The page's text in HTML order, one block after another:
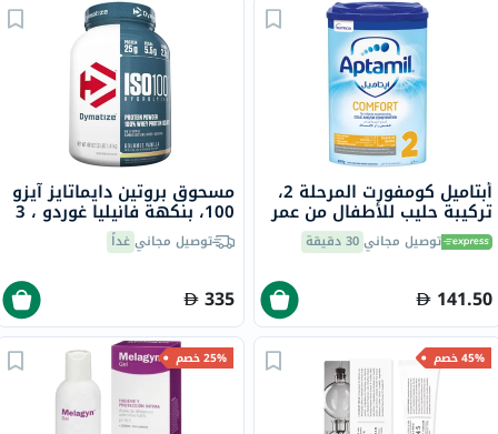
أبتاميل كومفورت المرحلة 2،
تركيبة حليب للأطفال من عمر
6 إلى 12 شهرًا لعلاج المغص
والإمساك، 800 جرامتوصيل مجاني30 دقيقة
141.50
مسحوق بروتين دايماتايز آيزو
100، بنكهة فانيليا غوردو ، 3
رطلتوصيل مجانيغداً
335
45% خصم 25% خصم